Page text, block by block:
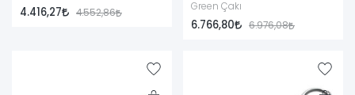
4.416,27 4.552,86
Green Çakı
6.766,80 6.976,08